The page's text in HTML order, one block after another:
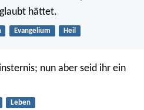
hättet.
Evangelium Heil
nun aber seid ihr ein
Leben